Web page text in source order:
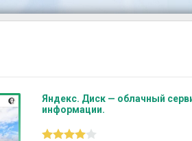
Яндекс. Диск — облачный
информации.